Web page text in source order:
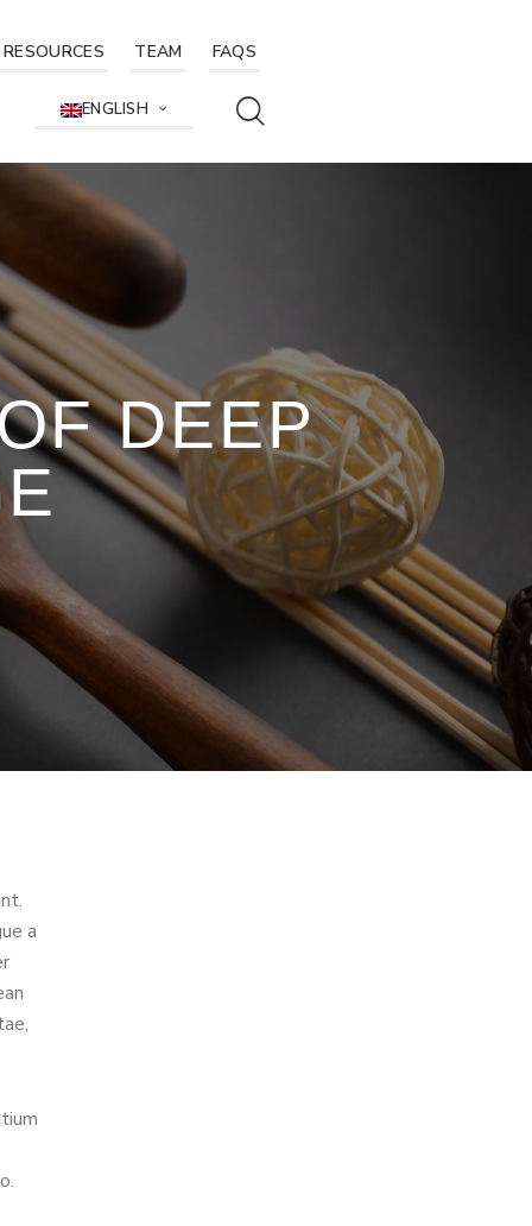
RESOURCES TEAM FAQS
ENGLISH
DEEP
a